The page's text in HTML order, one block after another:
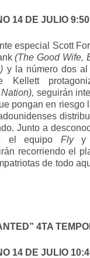
14 DE JULIO
especial Scott
(The Good Wife,
y la número dos
Kellett
seguirán
pongan en riesgo
Junto a
el equipo Flyy
recorriendo el
de todo
4TA
14 DE JULIO